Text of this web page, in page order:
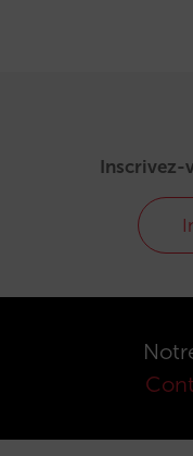
Inscrivez-